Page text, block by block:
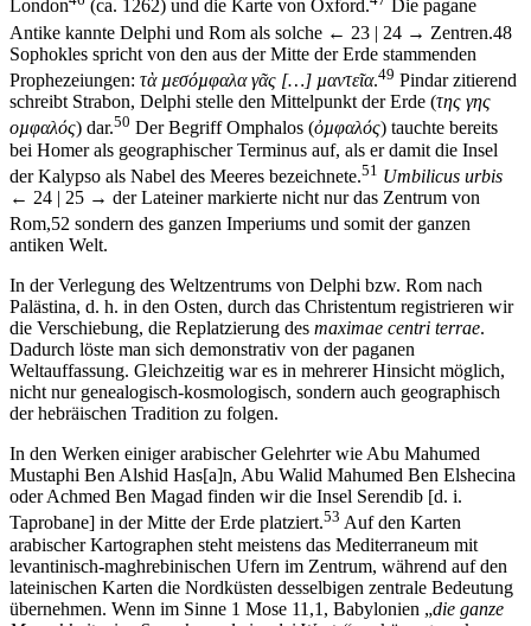
Antike kannte Delphi und Rom als solche← 23 | 24 →Zentren.
Sophokles spricht von den aus der Mitte der Erde stammenden
Prophezeiungen:τὰ µεσόµφαλα γᾶς […] µαντεῖα. 49Pindar zitierend
schreibt Strabon, Delphi stelle den Mittelpunkt der Erde (της γης
οµφαλός) dar.50Der Begriff Omphalos (ὀµφαλός) tauchte bereits
bei Homer als geographischer Terminus auf, als er damit die Insel
der Kalypso als Nabel des Meeres bezeichnete.51 Umbilicus urbis
← 24 |25 →der Lateiner markierte nicht nur das Zentrum von
Rom,52sondern des ganzen Imperiums und somit der ganzen
antiken Welt.
Palästina, d. h. in den Osten, durch das Christentum registrieren wir
die Verschiebung, die Replatzierung desmaximae centri terrae.
Dadurch löste man sich demonstrativ von der paganen
Weltauffassung. Gleichzeitig war es in mehrerer Hinsicht möglich,
nicht nur genealogisch-kosmologisch, sondern auch geographisch
der hebräischen Tradition zu folgen.
Mustaphi Ben Alshid Has[a]n, Abu Walid Mahumed Ben Elshecina
oder Achmed Ben Magad finden wir die Insel Serendib [d. i.
Taprobane] in der Mitte der Erde platziert.53Auf den Karten
arabischer Kartographen steht meistens das Mediterraneum mit
levantinisch-maghrebinischen Ufern im Zentrum, während auf den
lateinischen Karten die Nordküsten desselbigen zentrale Bedeutung
übernehmen. Wenn im Sinne 1 Mose 11,1, Babylonien „die ganze
Menschheit, eine Sprache und einerlei Worte“ verkörpert, so kann es